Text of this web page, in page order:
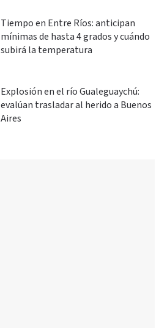
Tiempo en Entre Ríos: anticipan
mínimas de hasta 4 grados y cuándo
subirá la temperatura
Explosión en el río Gualeguaychú:
evalúan trasladar al herido a Buenos
Aires